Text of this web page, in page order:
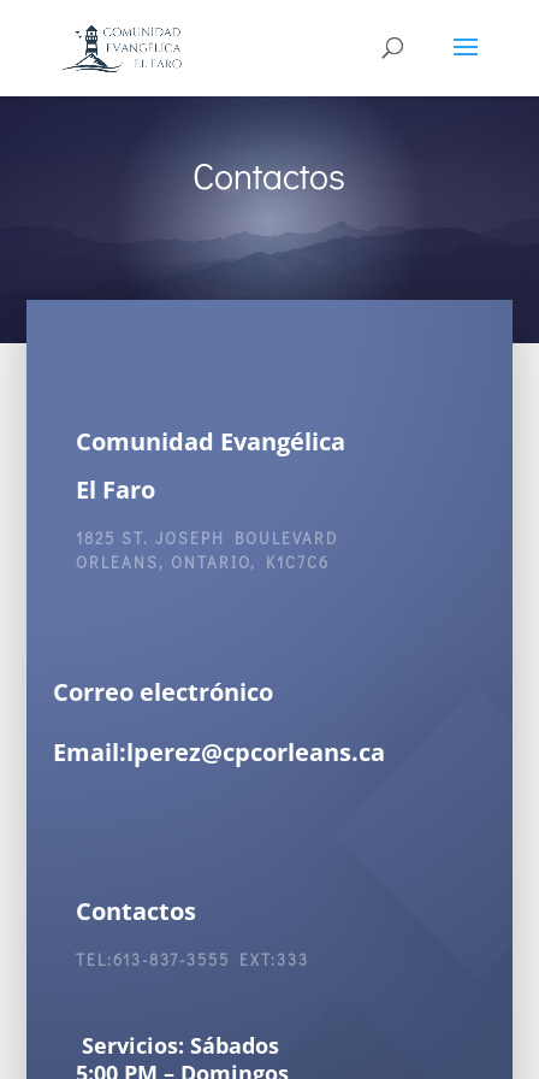
Contactos
Comunidad Evangélica
El Faro
1825 ST. JOSEPH BOULEVARD
ORLEANS, ONTARIO, K1C7C6
Correo electrónico
Email:lperez@cpcorleans.ca
Contactos
TEL:613-837-3555 EXT:333
Servicios: Sábados
5:00 PM – Domingos